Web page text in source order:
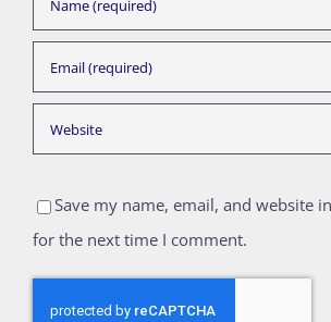
Save my name, email, and website
for the next time I comment.